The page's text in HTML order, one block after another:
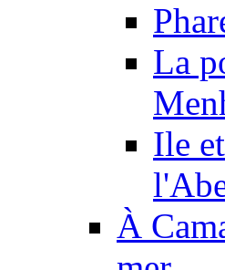
La
Ile
À